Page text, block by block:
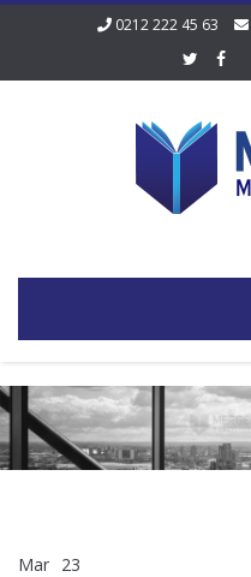
0212 222 45 63
Mar 23